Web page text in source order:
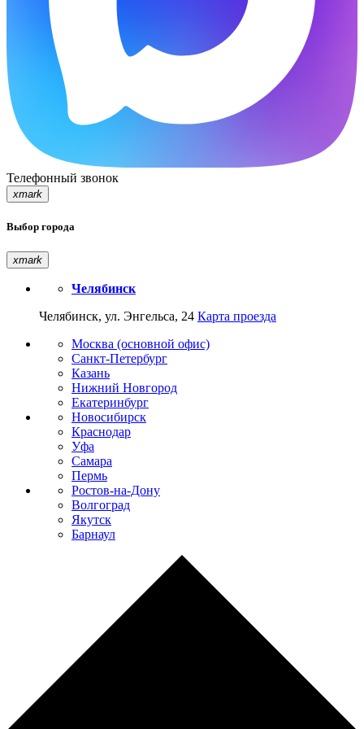
Телефонный звонок
xmark
Выбор города
xmark
Челябинск
Челябинск, ул. Энгельса, 24 Карта проезда
Москва (основной офис)
Санкт-Петербург
Казань
Нижний Новгород
Екатеринбург
Новосибирск
Краснодар
Уфа
Самара
Пермь
Ростов-на-Дону
Волгоград
Якутск
Барнаул